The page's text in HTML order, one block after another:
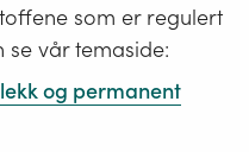
som er regulert
se vår temaside:
og permanent